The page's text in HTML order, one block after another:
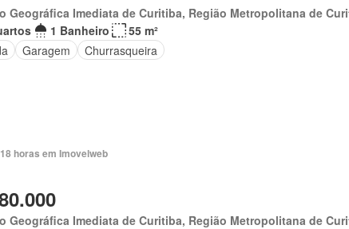
Geográfica Imediata de Curitiba, Região Metropolitana de
1 Banheiro
55 m²
Garagem Churrasqueira
horas em Imovelweb
Geográfica Imediata de Curitiba, Região Metropolitana de